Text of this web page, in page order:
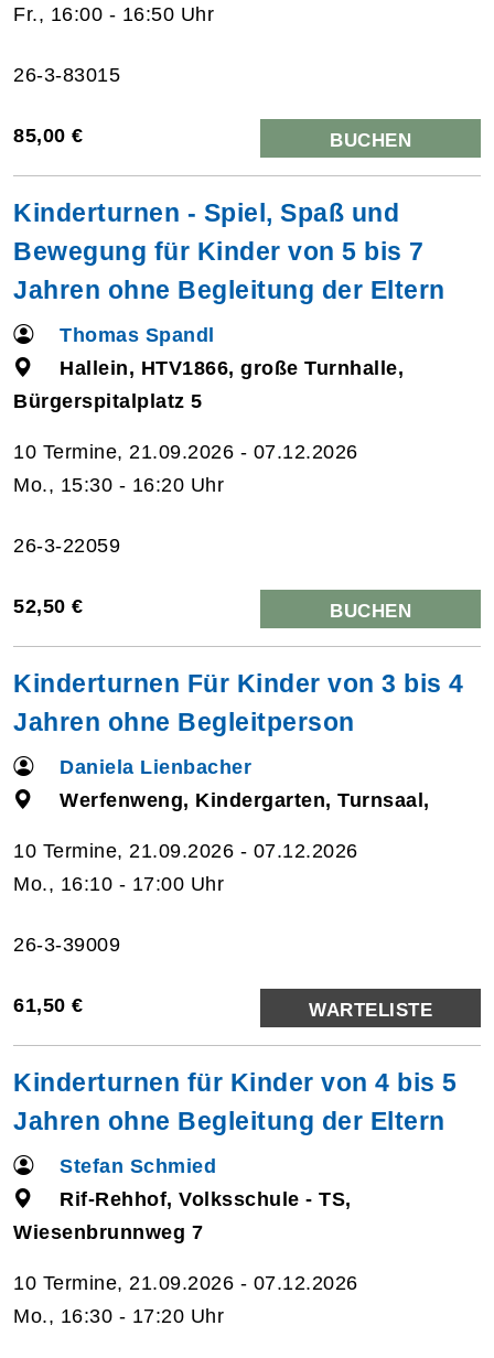
Fr., 16:00 - 16:50 Uhr
26-3-83015
85,00 € BUCHEN
Kinderturnen - Spiel, Spaß und
Bewegung für Kinder von 5 bis 7
Jahren ohne Begleitung der Eltern
Thomas Spandl
Hallein, HTV1866, große Turnhalle,
Bürgerspitalplatz 5
10 Termine, 21.09.2026 - 07.12.2026
Mo., 15:30 - 16:20 Uhr
26-3-22059
52,50 € BUCHEN
Kinderturnen Für Kinder von 3 bis 4
Jahren ohne Begleitperson
Daniela Lienbacher
Werfenweng, Kindergarten, Turnsaal,
10 Termine, 21.09.2026 - 07.12.2026
Mo., 16:10 - 17:00 Uhr
26-3-39009
61,50 € WARTELISTE
Kinderturnen für Kinder von 4 bis 5
Jahren ohne Begleitung der Eltern
Stefan Schmied
Rif-Rehhof, Volksschule - TS,
Wiesenbrunnweg 7
10 Termine, 21.09.2026 - 07.12.2026
Mo., 16:30 - 17:20 Uhr